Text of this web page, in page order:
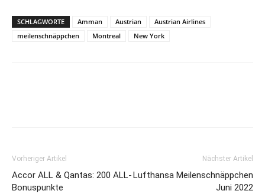
SCHLAGWORTE Amman Austrian
Austrian Airlines
meilenschnäppchen
Montreal New York
Vorheriger Artikel
Accor ALL & Qantas: 200 ALL-
Bonuspunkte
Nächster Artikel
Lufthansa Meilenschnäppchen
Juni 2022